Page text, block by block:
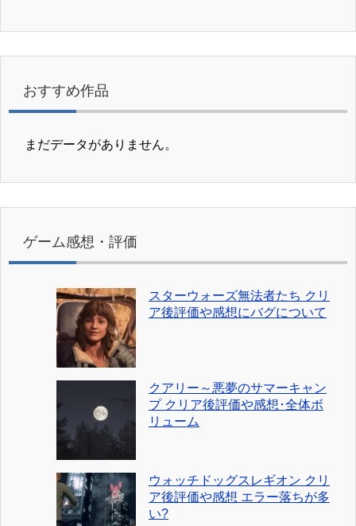
おすすめ作品
まだデータがありません。
ゲーム感想・評価
スターウォーズ無法者たち クリ
ア後評価や感想にバグについて
クアリー～悪夢のサマーキャン
プ クリア後評価や感想･全体ボ
リューム
ウォッチドッグスレギオン クリ
ア後評価や感想 エラー落ちが多
い?